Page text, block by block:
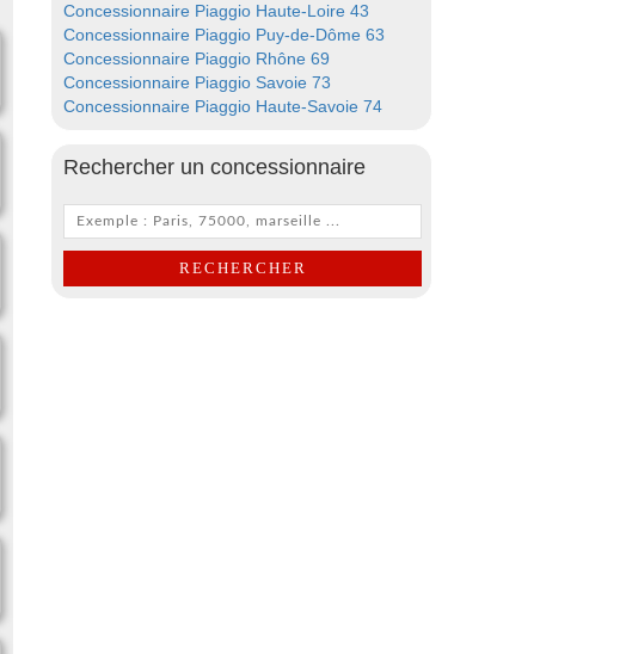
Concessionnaire Piaggio Haute-Loire 43
Concessionnaire Piaggio Puy-de-Dôme 63
Concessionnaire Piaggio Rhône 69
Concessionnaire Piaggio Savoie 73
Concessionnaire Piaggio Haute-Savoie 74
Rechercher un concessionnaire